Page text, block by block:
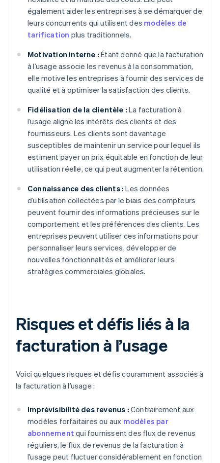
également aider les entreprises à se démarquer de
leurs concurrents qui utilisent des modèles de
tarification plus traditionnels.
Motivation interne : Étant donné que la facturation
à l’usage associe les revenus à la consommation,
elle motive les entreprises à fournir des services de
qualité et à optimiser la satisfaction des clients.
Fidélisation de la clientèle : La facturation à
l’usage aligne les intérêts des clients et des
fournisseurs. Les clients sont davantage
susceptibles de maintenir un service pour lequel ils
estiment payer un prix équitable en fonction de leur
utilisation réelle, ce qui peut augmenter la rétention.
Connaissance des clients : Les données
d’utilisation collectées par le biais des compteurs
peuvent fournir des informations précieuses sur le
comportement et les préférences des clients. Les
entreprises peuvent utiliser ces informations pour
personnaliser leurs services, développer de
nouvelles fonctionnalités et améliorer leurs
stratégies commerciales globales.
Risques et défis liés à la
facturation à l’usage
Voici quelques risques et défis couramment associés à
la facturation à l’usage :
Imprévisibilité des revenus : Contrairement aux
modèles forfaitaires ou aux modèles par
abonnement qui fournissent des flux de revenus
réguliers, le flux de revenus de la facturation à
l’usage peut fluctuer considérablement en fonction